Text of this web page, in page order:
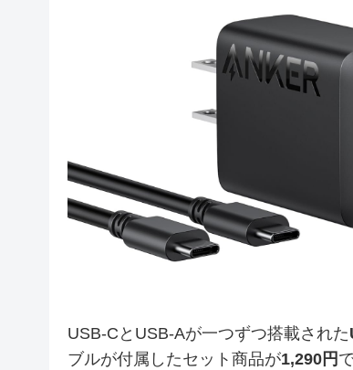
USB-CとUSB-Aが一つずつ搭載された
ブルが付属したセット商品が1,290円